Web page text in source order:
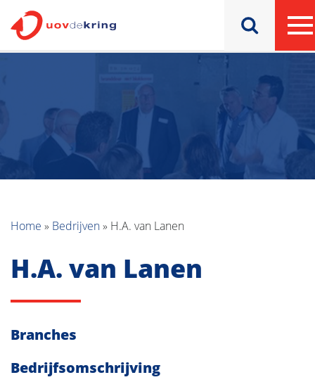
Home » Bedrijven» H.A. van Lanen
H.A. van Lanen
Branches
Bedrijfsomschrijving